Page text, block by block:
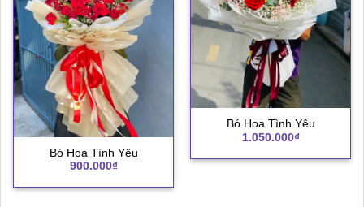
Bó Hoa Tình Yêu
900.000₫
Bó Hoa Tình Yêu
1.050.000₫